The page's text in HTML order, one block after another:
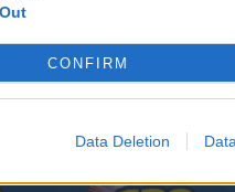
CONFIRM
Data Deletion